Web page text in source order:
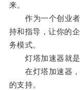
来。
作为一个创业者
持和指导，让你的
务模式。
灯塔加速器就是
在灯塔加速器，
的支持。